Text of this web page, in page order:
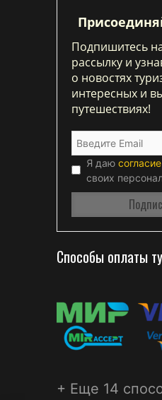
Подпишитесь
рассылку и
о новостях
интересных и
путешествиях!
Я даю согласие
своих
Способы оплаты
+ Еще 14